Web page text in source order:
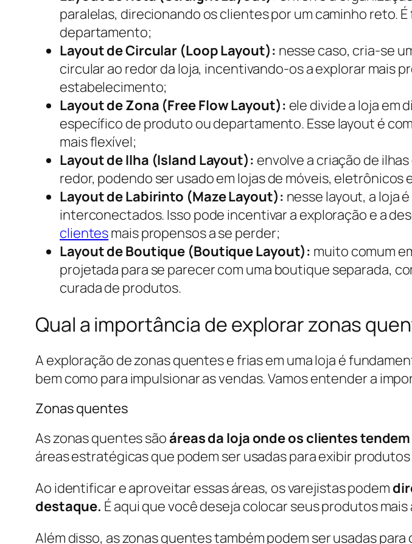
paralelas, direcionando os clientes por um caminho reto.
departamento;
Layout de Circular (Loop Layout): nesse caso, cria-se
circular ao redor da loja, incentivando-os a explorar mais
estabelecimento;
Layout de Zona (Free Flow Layout): ele divide a loja em
específico de produto ou departamento. Esse layout é
mais flexível;
Layout de Ilha (Island Layout): envolve a criação de
redor, podendo ser usado em lojas de móveis, eletrônicos
Layout de Labirinto (Maze Layout): nesse layout, a loja
interconectados. Isso pode incentivar a exploração e a
clientesmais propensos a se perder;
Layout de Boutique (Boutique Layout): muito comum
projetada para se parecer com uma boutique separada,
curada de produtos.
Qual a importância de explorar zonas
A exploração de zonas quentes e frias em uma loja é
bem como para impulsionar as vendas. Vamos entender a
Zonas quentes
As zonas quentes sãoáreas da loja onde os clientes
áreas estratégicas que podem ser usadas para exibir
Ao identificar e aproveitar essas áreas, os varejistas podem
destaque. É aqui que você deseja colocar seus produtos
Além disso, as zonas quentes também podem ser usadas